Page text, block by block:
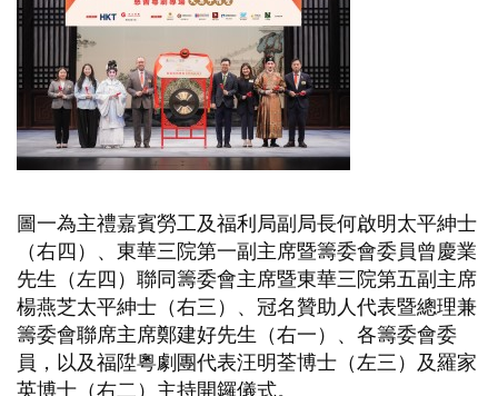
圖一為主禮嘉賓勞工及福利局副局長何啟明太平紳士
（右四）、東華三院第一副主席暨籌委會委員曾慶業
先生（左四）聯同籌委會主席暨東華三院第五副主席
楊燕芝太平紳士（右三）、冠名贊助人代表暨總理兼
籌委會聯席主席鄭建好先生（右一）、各籌委會委
員，以及福陞粵劇團代表汪明荃博士（左三）及羅家
英博士（右二）主持開鑼儀式。